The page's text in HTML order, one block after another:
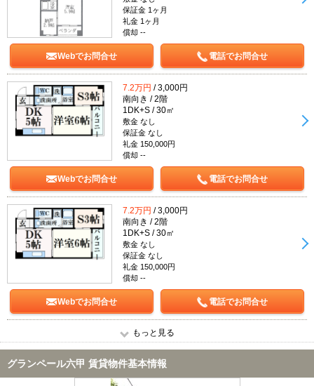
保証金 1ヶ月
礼金 1ヶ月
償却 --
Webでお問合せ 電話でお問合せ
7.2万円 / 3,000円
南向き / 2階
1DK+S / 30㎡
敷金 なし
保証金 なし
礼金 150,000円
償却 --
Webでお問合せ 電話でお問合せ
7.2万円 / 3,000円
南向き / 2階
1DK+S / 30㎡
敷金 なし
保証金 なし
礼金 150,000円
償却 --
Webでお問合せ 電話でお問合せ
もっと見る
グランペール六甲 賃貸物件基本情報